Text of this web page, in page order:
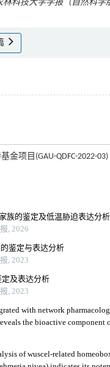
林科技大学学报（自然科学
项目(GAU-QDFC-2022-03)